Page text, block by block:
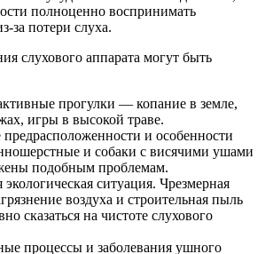
полноценно воспринимать
потери слуха.
слухового аппарата могут быть
прогулки — копание в земле,
игры в высокой траве.
предрасположенности и особенности
и собаки с висячими ушами
подобным проблемам.
экологическая ситуация. Чрезмерная
воздуха и строительная пыль
сказаться на чистоте слухового
процессы и заболевания ушного